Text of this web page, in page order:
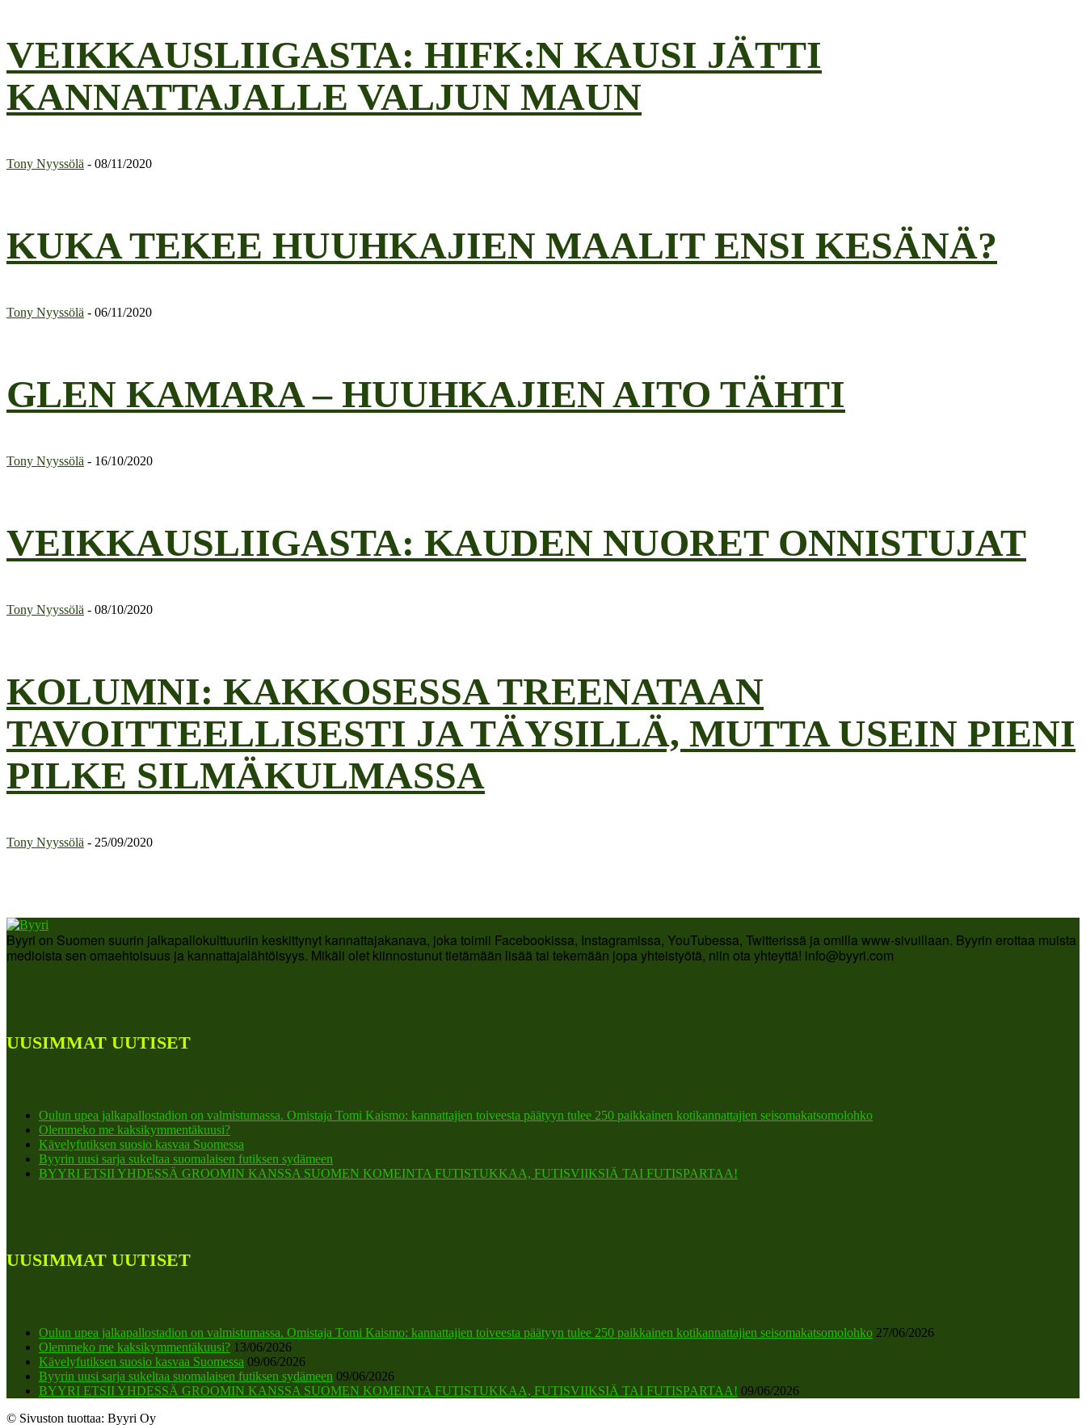
VEIKKAUSLIIGASTA: HIFK:N KAUSI JÄTTI
KANNATTAJALLE VALJUN MAUN
Tony Nyyssölä - 08/11/2020
KUKA TEKEE HUUHKAJIEN MAALIT ENSI KESÄNÄ?
Tony Nyyssölä - 06/11/2020
GLEN KAMARA – HUUHKAJIEN AITO TÄHTI
Tony Nyyssölä - 16/10/2020
VEIKKAUSLIIGASTA: KAUDEN NUORET ONNISTUJAT
Tony Nyyssölä - 08/10/2020
KOLUMNI: KAKKOSESSA TREENATAAN
TAVOITTEELLISESTI JA TÄYSILLÄ, MUTTA USEIN PIENI
PILKE SILMÄKULMASSA
Tony Nyyssölä - 25/09/2020
Byyri on Suomen suurin jalkapallokulttuuriin keskittynyt kannattajakanava, joka toimii Facebookissa, Instagramissa, YouTubessa, Twitterissä ja omilla www-sivuillaan. Byyrin erottaa muista
medioista sen omaehtoisuus ja kannattajalähtöisyys. Mikäli olet kiinnostunut tietämään lisää tai tekemään jopa yhteistyötä, niin ota yhteyttä! info@byyri.com
UUSIMMAT UUTISET
Oulun upea jalkapallostadion on valmistumassa. Omistaja Tomi Kaismo: kannattajien toiveesta päätyyn tulee 250 paikkainen kotikannattajien seisomakatsomolohko
Olemmeko me kaksikymmentäkuusi?
Kävelyfutiksen suosio kasvaa Suomessa
Byyrin uusi sarja sukeltaa suomalaisen futiksen sydämeen
BYYRI ETSII YHDESSÄ GROOMIN KANSSA SUOMEN KOMEINTA FUTISTUKKAA, FUTISVIIKSIÄ TAI FUTISPARTAA!
UUSIMMAT UUTISET
Oulun upea jalkapallostadion on valmistumassa. Omistaja Tomi Kaismo: kannattajien toiveesta päätyyn tulee 250 paikkainen kotikannattajien seisomakatsomolohko 27/06/2026
Olemmeko me kaksikymmentäkuusi? 13/06/2026
Kävelyfutiksen suosio kasvaa Suomessa 09/06/2026
Byyrin uusi sarja sukeltaa suomalaisen futiksen sydämeen 09/06/2026
BYYRI ETSII YHDESSÄ GROOMIN KANSSA SUOMEN KOMEINTA FUTISTUKKAA, FUTISVIIKSIÄ TAI FUTISPARTAA! 09/06/2026
© Sivuston tuottaa: Byyri Oy